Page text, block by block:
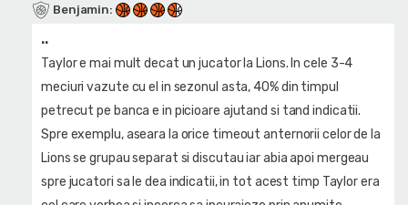
Benjamin:
..
Taylor e mai mult decat un jucator la Lions. In cele 3-4
meciuri vazute cu el in sezonul asta, 40% din timpul
petrecut pe banca e in picioare ajutand si tand indicatii.
Spre exemplu, aseara la orice timeout anternorii celor de la
Lions se grupau separat si discutau iar abia apoi mergeau
spre jucatori sa le dea indicatii, in tot acest timp Taylor era